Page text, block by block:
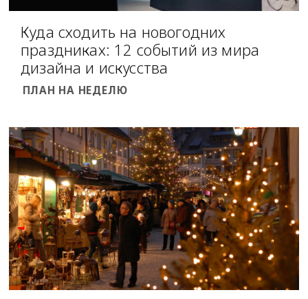
Куда сходить на новогодних
праздниках: 12 событий из мира
дизайна и искусства
ПЛАН НА НЕДЕЛЮ